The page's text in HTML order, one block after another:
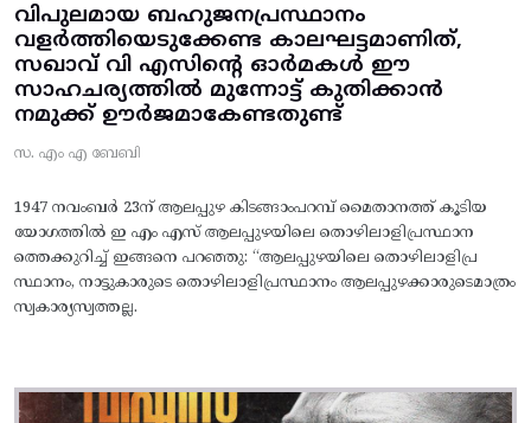
വിപുലമായ ബഹുജനപ്രസ്ഥാനം
വളർത്തിയെടുക്കേണ്ട കാലഘട്ടമാണിത്,
സഖാവ് വി എസിന്റെ ഓർമകൾ ഈ
സാഹചര്യത്തിൽ മുന്നോട്ട്‌ കുതിക്കാൻ
നമുക്ക് ഊർജമാകേണ്ടതുണ്ട്
സ. എം എ ബേബി
1947 നവംബർ 23ന് ആലപ്പുഴ കിടങ്ങാംപറമ്പ്‌ മൈതാനത്ത്‌ കൂടിയ
യോഗത്തിൽ ഇ എം എസ് ആലപ്പുഴയിലെ തൊഴിലാളിപ്രസ്ഥാന
ത്തെക്കുറിച്ച് ഇങ്ങനെ പറഞ്ഞു: “ആലപ്പുഴയിലെ തൊഴിലാളിപ്ര
സ്ഥാനം, നാട്ടുകാരുടെ തൊഴിലാളിപ്രസ്ഥാനം ആലപ്പുഴക്കാരുടെമാത്രം
സ്വകാര്യസ്വത്തല്ല.